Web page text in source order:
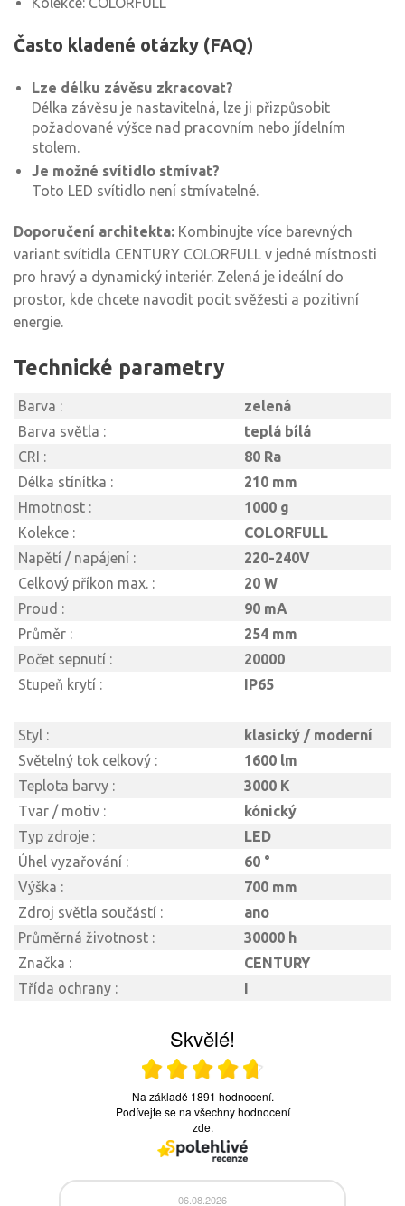
Často kladené otázky (FAQ)
Lze délku závěsu zkracovat?
Délka závěsu je nastavitelná, lze ji přizpůsobit
požadované výšce nad pracovním nebo jídelním
stolem.
Je možné svítidlo stmívat?
Toto LED svítidlo není stmívatelné.
Doporučení architekta: Kombinujte více barevných
variant svítidla CENTURY COLORFULL v jedné místnosti
pro hravý a dynamický interiér. Zelená je ideální do
prostor, kde chcete navodit pocit svěžesti a pozitivní
energie.
Technické parametry
Barva :
zelená
Barva světla :
teplá bílá
CRI :
80 Ra
Délka stínítka :
210 mm
Hmotnost :
1000 g
Kolekce :
COLORFULL
Napětí / napájení :
220-240V
Celkový příkon max. :
20 W
Proud :
90 mA
Průměr :
254 mm
Počet sepnutí :
20000
Stupeň krytí :
IP65
Styl :
klasický / moderní
Světelný tok celkový :
1600 lm
Teplota barvy :
3000 K
Tvar / motiv :
kónický
Typ zdroje :
LED
Úhel vyzařování :
60 °
Výška :
700 mm
Zdroj světla součástí :
ano
Průměrná životnost :
30000 h
Značka :
CENTURY
Třída ochrany :
I